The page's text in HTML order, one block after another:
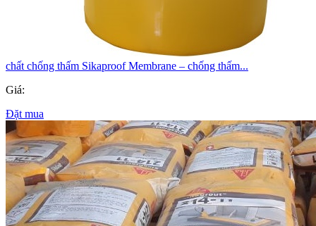
chất chống thấm Sikaproof Membrane – chống thấm...
Giá:
Đặt mua